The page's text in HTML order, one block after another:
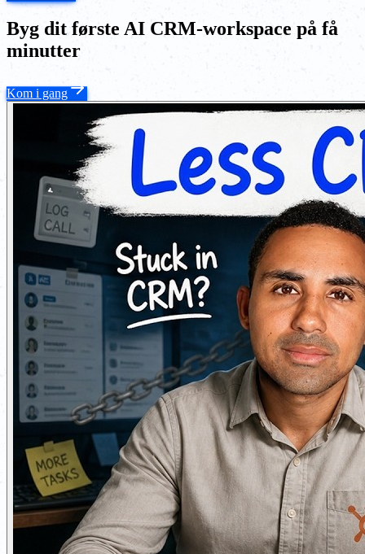
Byg dit første AI CRM-workspace på få
minutter
Kom i gang